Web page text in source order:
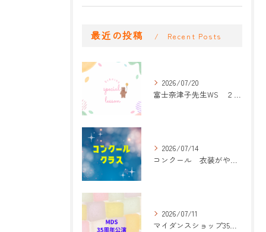
最近の投稿 Recent Posts
2026/07/20
富士奈津子先生WS ２回目
2026/07/14
コンクール 衣装がやって来た！
2026/07/11
マイダンスショップ35周年記念公演 振付開始